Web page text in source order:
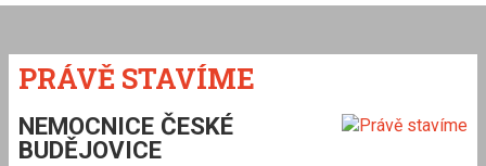
PRÁVĚ STAVÍME
NEMOCNICE ČESKÉ
BUDĚJOVICE